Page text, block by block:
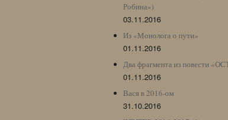
Робина»)
03.11.2016
Из «Монолога о пути»
01.11.2016
Два фрагмента из повести
01.11.2016
Вася в 2016-ом
31.10.2016